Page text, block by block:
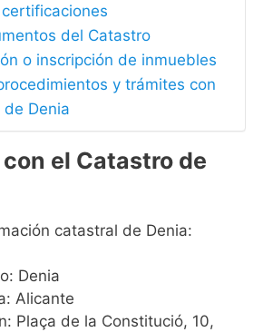
del Catastro
o inscripción de inmuebles
y trámites con
Denia
el Catastro de
catastral de Denia:
Denia
Alicante
Plaça de la Constitució, 10,